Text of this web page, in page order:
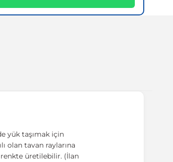
yük taşımak için
olan tavan raylarına
renkte üretilebilir. (İlan